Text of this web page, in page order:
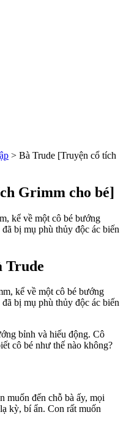
> Bà Trude [Truyện cổ tích
Grimm cho bé]
kể về một cô bé bướng
bị mụ phù thủy độc ác biến
Trude
kể về một cô bé bướng
bị mụ phù thủy độc ác biến
bỉnh và hiếu động. Cô
cô bé như thế nào không?
muốn đến chỗ bà ấy, mọi
kỳ, bí ẩn. Con rất muốn